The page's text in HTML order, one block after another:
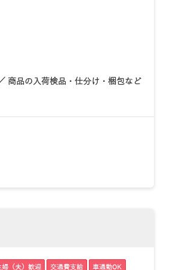
商品の入荷検品・仕分け・梱包など
婦（夫）歓迎 交通費支給 車通勤OK